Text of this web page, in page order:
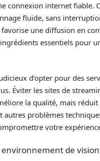
connexion internet fiable.
fluide, sans
une diffusion en
essentiels pour
d’opter pour des
Éviter les sites de
la qualité, mais réduit
autres problèmes
votre
de